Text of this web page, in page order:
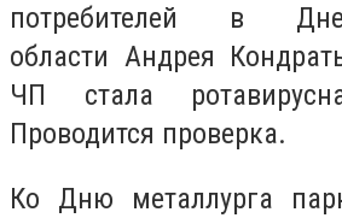
потребителей в
области Андрея
ЧП стала
Проводится проверка.
Ко Дню металлурга